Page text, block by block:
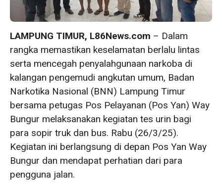
LAMPUNG TIMUR, L86News.com – Dalam
rangka memastikan keselamatan berlalu lintas
serta mencegah penyalahgunaan narkoba di
kalangan pengemudi angkutan umum, Badan
Narkotika Nasional (BNN) Lampung Timur
bersama petugas Pos Pelayanan (Pos Yan) Way
Bungur melaksanakan kegiatan tes urin bagi
para sopir truk dan bus. Rabu (26/3/25).
Kegiatan ini berlangsung di depan Pos Yan Way
Bungur dan mendapat perhatian dari para
pengguna jalan.